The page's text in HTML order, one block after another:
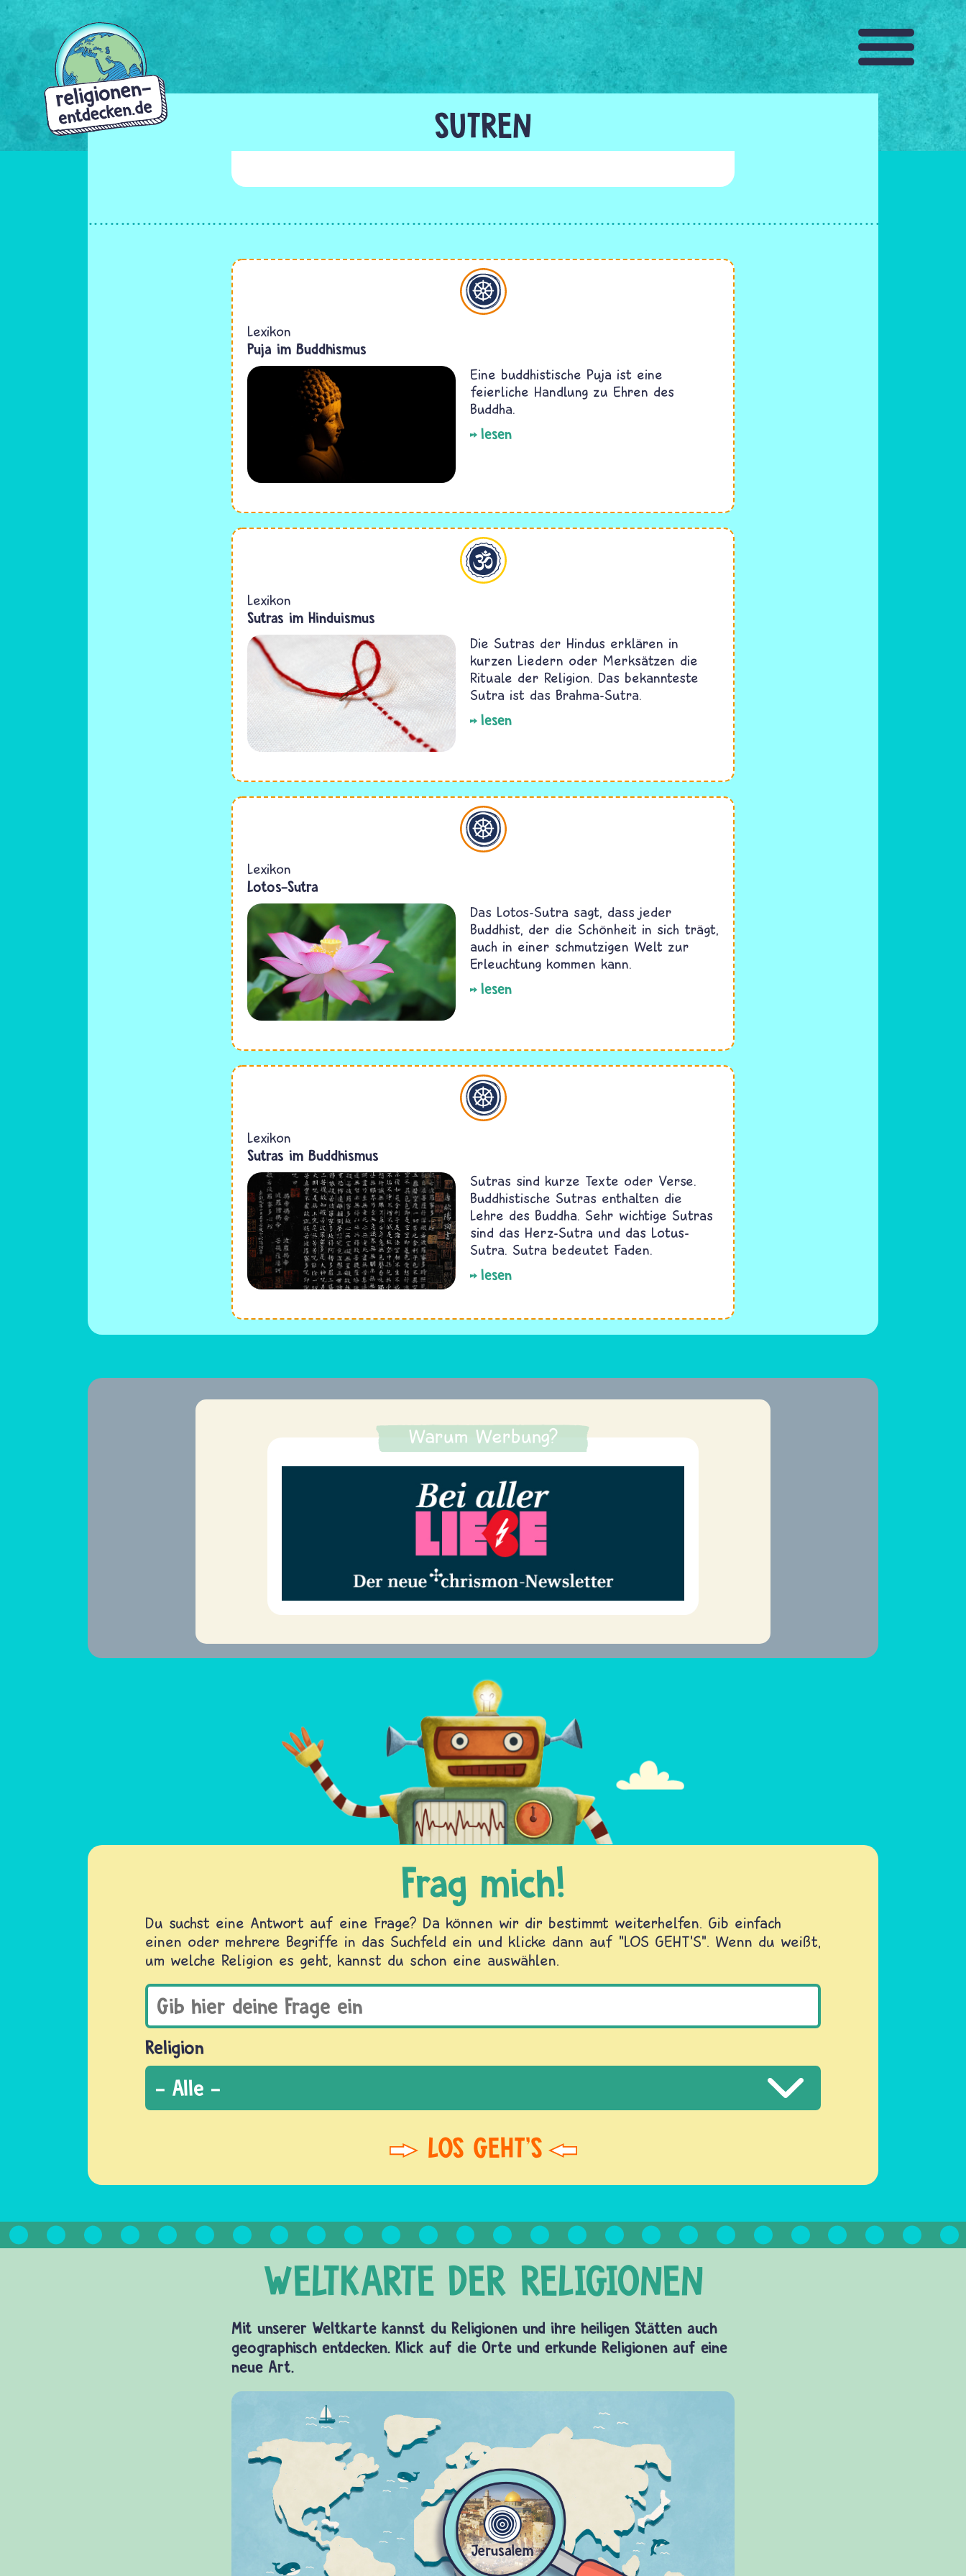
Direkt
SUTREN
Lexikon
Puja im Buddhismus
Eine buddhistische Puja ist eine
feierliche Handlung zu Ehren des
Buddha.
lesen
Lexikon
Sutras im Hinduismus
Die Sutras der Hindus erklären in
kurzen Liedern oder Merksätzen die
Rituale der Religion. Das bekannteste
Sutra ist das Brahma-Sutra.
lesen
Lexikon
Lotos-Sutra
Das Lotos-Sutra sagt, dass jeder
Buddhist, der die Schönheit in sich trägt,
auch in einer schmutzigen Welt zur
Erleuchtung kommen kann.
lesen
Lexikon
Sutras im Buddhismus
Sutras sind kurze Texte oder Verse.
Buddhistische Sutras enthalten die
Lehre des Buddha. Sehr wichtige Sutras
sind das Herz-Sutra und das Lotus-
Sutra. Sutra bedeutet Faden.
lesen
Warum Werbung?
Frag mich!
Du suchst eine Antwort auf eine Frage? Da können wir dir bestimmt weiterhelfen. Gib einfach
einen oder mehrere Begriffe in das Suchfeld ein und klicke dann auf "LOS GEHT'S". Wenn du weißt,
um welche Religion es geht, kannst du schon eine auswählen.
Religion
Mit unserer Weltkarte kannst du Religionen und ihre heiligen Stätten auch
geographisch entdecken. Klick auf die Orte und erkunde Religionen auf eine
neue Art.